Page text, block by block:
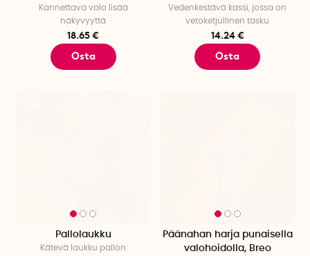
Kannettava valo lisää
näkyvyyttä
18.65 €
Osta
Vedenkestävä kassi, jossa on
vetoketjullinen tasku
14.24 €
Osta
Pallolaukku
Kätevä laukku pallon
Päänahan harja punaisella
valohoidolla, Breo